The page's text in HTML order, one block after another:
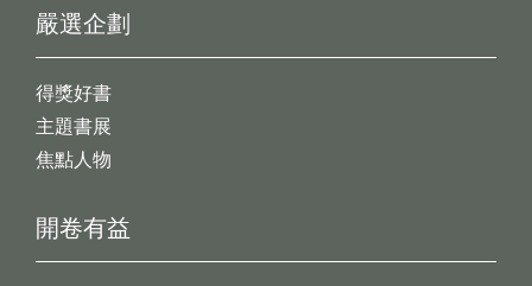
開卷有益
嚴選企劃
得獎好書
主題書展
焦點人物